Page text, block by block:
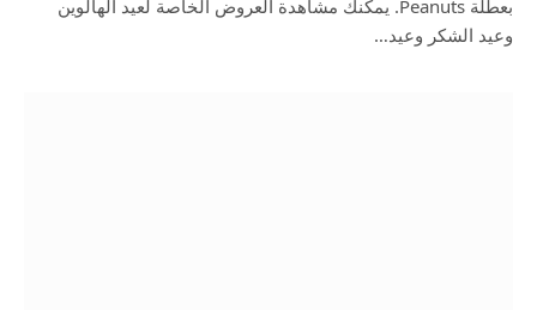
بعطلة Peanuts. يمكنك مشاهدة العروض الخاصة لعيد الهالوين
وعيد الشكر وعيد…